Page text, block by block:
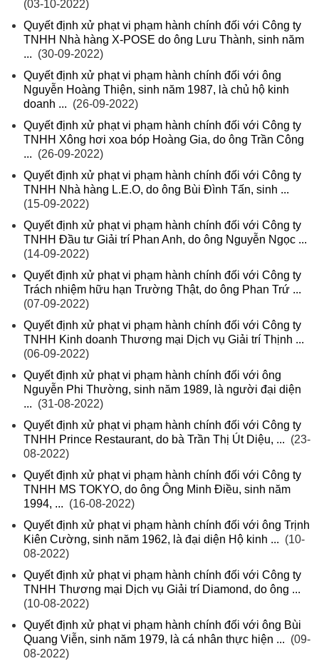
(03-10-2022)
Quyết định xử phạt vi phạm hành chính đối với Công ty
TNHH Nhà hàng X-POSE do ông Lưu Thành, sinh năm
... (30-09-2022)
Quyết định xử phạt vi phạm hành chính đối với ông
Nguyễn Hoàng Thiện, sinh năm 1987, là chủ hộ kinh
doanh ... (26-09-2022)
Quyết định xử phạt vi phạm hành chính đối với Công ty
TNHH Xông hơi xoa bóp Hoàng Gia, do ông Trần Công
... (26-09-2022)
Quyết định xử phạt vi phạm hành chính đối với Công ty
TNHH Nhà hàng L.E.O, do ông Bùi Đình Tấn, sinh ...
(15-09-2022)
Quyết định xử phạt vi phạm hành chính đối với Công ty
TNHH Đầu tư Giải trí Phan Anh, do ông Nguyễn Ngọc ...
(14-09-2022)
Quyết định xử phạt vi phạm hành chính đối với Công ty
Trách nhiệm hữu hạn Trường Thật, do ông Phan Trứ ...
(07-09-2022)
Quyết định xử phạt vi phạm hành chính đối với Công ty
TNHH Kinh doanh Thương mại Dịch vụ Giải trí Thịnh ...
(06-09-2022)
Quyết định xử phạt vi phạm hành chính đối với ông
Nguyễn Phi Thường, sinh năm 1989, là người đại diện
... (31-08-2022)
Quyết định xử phạt vi phạm hành chính đối với Công ty
TNHH Prince Restaurant, do bà Trần Thị Út Diệu, ... (23-
08-2022)
Quyết định xử phạt vi phạm hành chính đối với Công ty
TNHH MS TOKYO, do ông Ông Minh Điều, sinh năm
1994, ... (16-08-2022)
Quyết định xử phạt vi phạm hành chính đối với ông Trịnh
Kiên Cường, sinh năm 1962, là đại diện Hộ kinh ... (10-
08-2022)
Quyết định xử phạt vi phạm hành chính đối với Công ty
TNHH Thương mại Dịch vụ Giải trí Diamond, do ông ...
(10-08-2022)
Quyết định xử phạt vi phạm hành chính đối với ông Bùi
Quang Viễn, sinh năm 1979, là cá nhân thực hiện ... (09-
08-2022)